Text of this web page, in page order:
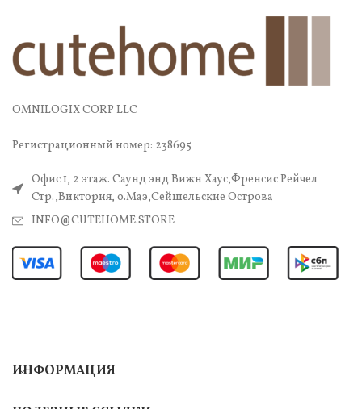
OMNILOGIX CORP LLC
Регистрационный номер: 238695
Офис 1, 2 этаж. Саунд энд Вижн Хаус,Френсис Рейчел
Стр.,Виктория, о.Маэ,Сейшельские Острова
INFO@CUTEHOME.STORE
ИНФОРМАЦИЯ